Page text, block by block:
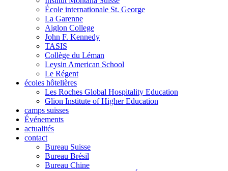
École internationale St. George
La Garenne
Aiglon College
John F. Kennedy
TASIS
Collège du Léman
Leysin American School
Le Régent
écoles hôtelières
Les Roches Global Hospitality Education
Glion Institute of Higher Education
camps suisses
Événements
actualités
contact
Bureau Suisse
Bureau Brésil
Bureau Chine